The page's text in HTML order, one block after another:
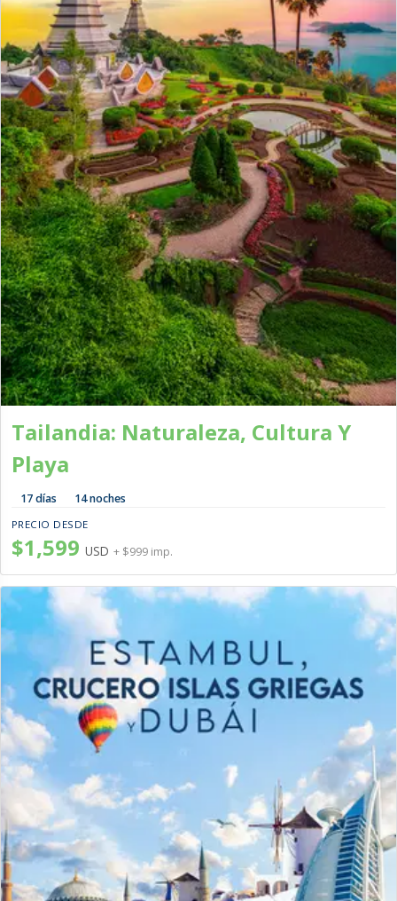
Tailandia: Naturaleza, Cultura Y
Playa
17 días 14 noches
PRECIO DESDE
$1,599 USD + $999 imp.